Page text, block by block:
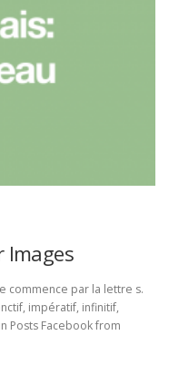
Images
commence par la lettre s.
impératif, infinitif,
Posts Facebook from